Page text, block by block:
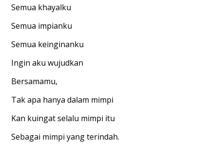
Semua khayalku
Semua impianku
Semua keinginanku
Ingin aku wujudkan
Bersamamu,
Tak apa hanya dalam mimpi
Kan kuingat selalu mimpi itu
Sebagai mimpi yang terindah.